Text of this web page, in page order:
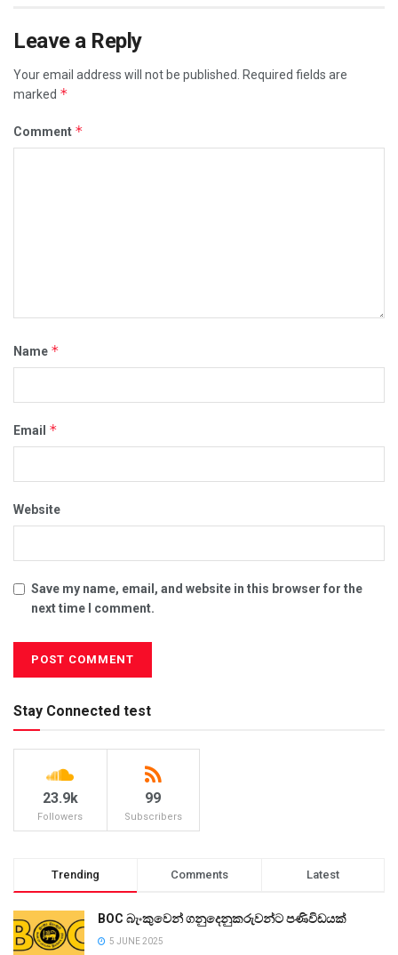
Leave a Reply
Your email address will not be published.
Required fields are
marked *
Comment *
Name *
Email *
Website
Save my name, email, and website in this browser for the
next time I comment.
Stay Connected test
23.9k
Followers
99
Subscribers
Trending Comments Latest
BOC බැංකුවෙන් ගනුදෙනුකරුවන්ට පණිවිඩයක්
5 JUNE 2025